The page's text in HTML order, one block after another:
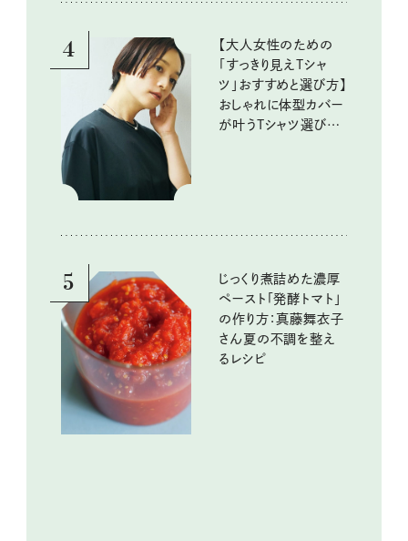
4
【大人女性のための
「すっきり見えTシャ
ツ」おすすめと選び方】
おしゃれに体型カバー
が叶うTシャツ選びの
5
じっくり煮詰めた濃厚
ペースト「発酵トマト」
の作り方：真藤舞衣子
さん夏の不調を整え
るレシピ